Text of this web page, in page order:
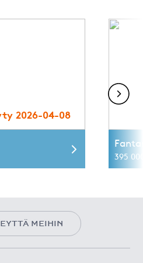
2026-04-08
395
MEIHIN